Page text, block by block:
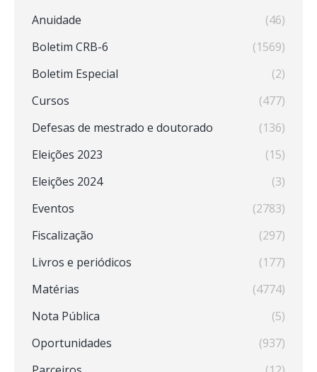
Anuidade
(46)
Boletim CRB-6
(1569)
Boletim Especial
(2)
Cursos
(477)
Defesas de mestrado e doutorado
(136)
Eleições 2023
(15)
Eleições 2024
(3)
Eventos
(2783)
Fiscalização
(297)
Livros e periódicos
(177)
Matérias
(4774)
Nota Pública
(5)
Oportunidades
(937)